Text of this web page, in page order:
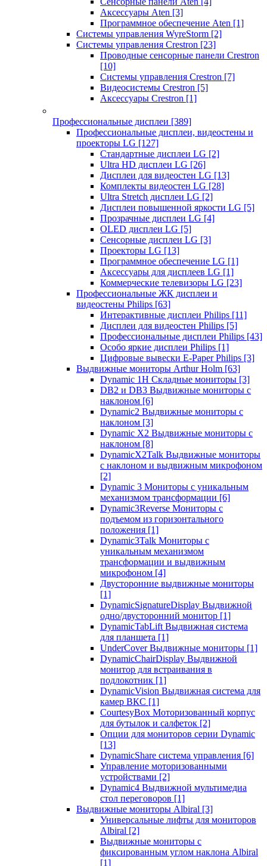
Аксессуары Aten [3]
Программное обеспечение Aten [1]
Системы управления WyreStorm [2]
Системы управления Crestron [23]
Проводные сенсорные панели Crestron
[10]
Системы управления Crestron [7]
Видеосистемы Crestron [5]
Аксессуары Crestron [1]
Профессиональные дисплеи [389]
Профессиональные дисплеи, видеостены и
проекторы LG [127]
Стандартные дисплеи LG [2]
Ultra HD дисплеи LG [26]
Дисплеи для видеостен LG [13]
Комплекты видеостен LG [28]
Ultra Stretch дисплеи LG [2]
Дисплеи повышенной яркости LG [5]
Прозрачные дисплеи LG [4]
OLED дисплеи LG [5]
Сенсорные дисплеи LG [3]
Проекторы LG [13]
Программное обеспечение LG [1]
Аксессуары для дисплеев LG [1]
Коммерческие телевизоры LG [23]
Профессиональные ЖК дисплеи и
видеостены Philips [63]
Интерактивные дисплеи Philips [11]
Дисплеи для видеостен Philips [5]
Профессиональные дисплеи Philips [43]
Особо яркие дисплеи Philips [1]
Цифровые вывески E-Paper Philips [3]
Выдвижные мониторы Arthur Holm [63]
Dynamic 1Н Складные мониторы [3]
DB2 и DB3 Выдвижные мониторы с
наклоном [6]
Dynamic2 Выдвижные мониторы с
наклоном [3]
Dynamic X2 Выдвижные мониторы с
наклоном [8]
DynamicX2Talk Выдвижные мониторы
с наклоном и выдвижным микрофоном
[2]
Dynamic 3 Мониторы с уникальным
механизмом трансформации [6]
Dynamic3Reverse Мониторы с
подъемом из горизонтального
положения [1]
Dynamic3Talk Мониторы с
уникальным механизмом
трансформации и выдвижным
микрофоном [4]
Двусторонние выдвижные мониторы
[1]
DynamicSignatureDisplay Выдвижной
одно/двусторонний монитор [1]
DynamicTabLift Выдвижная система
для планшета [1]
UnderCover Выдвижные мониторы [1]
DynamicChairDisplay Выдвижной
монитор для встраивания в
подлокотник [1]
DynamicVision Выдвижная система для
камер ВКС [1]
CourtesyBox Моторизованный корпус
для бутылок и салфеток [2]
Опции для мониторов серии Dynamic
[13]
DynamicShare система управления [6]
Управление моторизованными
устройствами [2]
Dynamic4 Выдвижной мультимедиа
стол переговоров [1]
Выдвижные мониторы Albiral [3]
Универсальные лифты для мониторов
Albiral [2]
Выдвижные мониторы с
фиксированным углом наклона Albiral
[1]